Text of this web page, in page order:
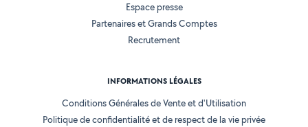
Espace presse
Partenaires et Grands Comptes
Recrutement
INFORMATIONS LÉGALES
Conditions Générales de Vente et d'Utilisation
Politique de confidentialité et de respect de la vie privée